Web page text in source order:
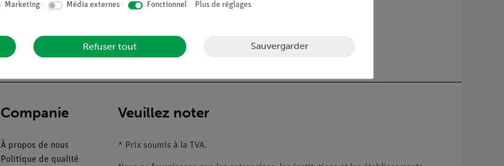
Companie
À propos de nous
Politique de qualité
Veuillez noter
* Prix soumis à la TVA.
Marketing Média externes Fonctionnel Plus de réglages
Refuser tout Sauvergarder